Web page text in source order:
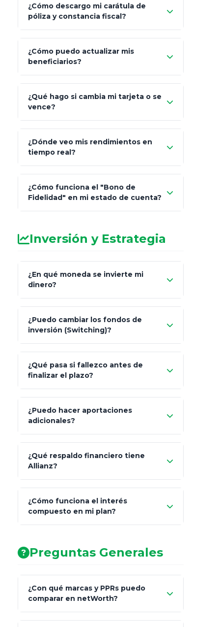
¿Cómo descargo mi carátula de
póliza y constancia fiscal?
"Mis Pólizas" > "Documentos"
¿Cómo puedo actualizar mis
beneficiarios?
¿Qué hago si cambia mi tarjeta o se
vence?
"Link
de Cobro Seguro"
¿Dónde veo mis rendimientos en
tiempo real?
¿Cómo funciona el "Bono de
Fidelidad" en mi estado de cuenta?
Inversión y Estrategia
¿En qué moneda se invierte mi
dinero?
inflación), Dólares o Euros
¿Puedo cambiar los fondos de
inversión (Switching)?
"Switching" (cambio de fondos)
¿Qué pasa si fallezco antes de
finalizar el plazo?
100% a tus
beneficiarios designados
¿Puedo hacer aportaciones
adicionales?
¿Qué respaldo financiero tiene
Allianz?
AA (Muy Fuerte)
¿Cómo funciona el interés
compuesto en mi plan?
Preguntas Generales
¿Con qué marcas y PPRs puedo
comparar en netWorth?